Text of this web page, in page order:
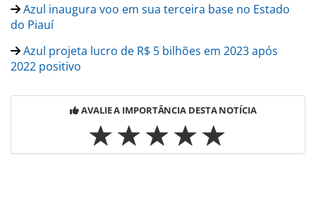
Azul inaugura voo em sua terceira base no Estado
do Piauí
Azul projeta lucro de R$ 5 bilhões em 2023 após
2022 positivo
AVALIE A IMPORTÂNCIA DESTA NOTÍCIA